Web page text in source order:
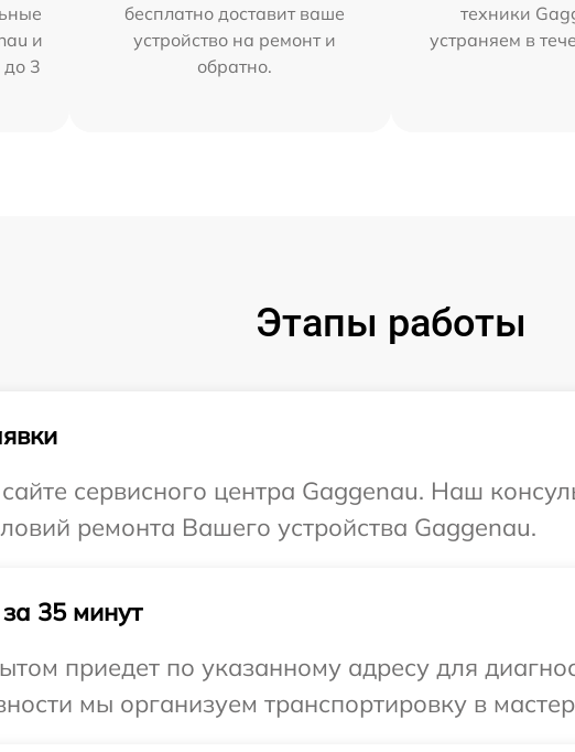
и
до 3
бесплатно доставит ваше
устройство на ремонт и
обратно.
техники
устраняем в
Этапы работы
сервисного центра Gaggenau. Наш
ремонта Вашего устройства Gaggenau.
35 минут
приедет по указанному адресу для
мы организуем транспортировку в